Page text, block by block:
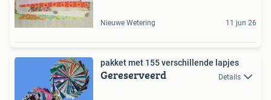
Nieuwe Wetering 11 jun 26
pakket met 155 verschillende lapjes
Gereserveerd Details